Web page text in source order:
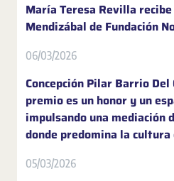
María Teresa Revilla
Mendizábal de Fundación
06/03/2026
Concepción Pilar Barrio
premio es un honor y un
impulsando una mediación
donde predomina la
05/03/2026